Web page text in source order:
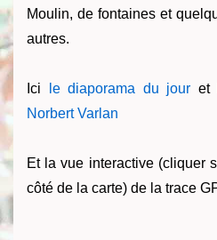
Moulin, de fontaines et
autres.
Ici le diaporama du jour et
Norbert Varlan
Et la vue interactive (cliquer
côté de la carte) de la trace